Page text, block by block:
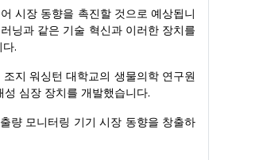
시장 동향을 촉진할 것으로 예상됩니
닝과 같은 기술 혁신과 이러한 장치를
.
지 워싱턴 대학교의 생물의학 연구원
심장 장치를 개발했습니다.
량 모니터링 기기 시장 동향을 창출하